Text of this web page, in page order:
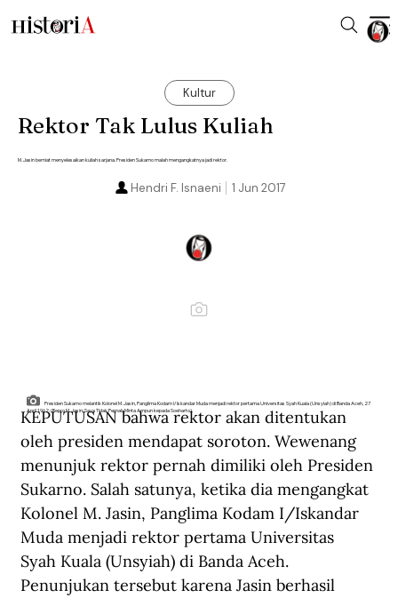
Kultur
Rektor Tak Lulus Kuliah
M. Jasin berniat menyelesaikan kuliah sarjana. Presiden Sukarno malah mengangkatnya jadi rektor.
1 Jun 2017
Hendri F. Isnaeni
Presiden Sukarno melantik Kolonel M. Jasin, Panglima Kodam I/Iskandar Muda menjadi rektor pertama Universitas Syah Kuala (Unsyiah) di Banda Aceh, 27
April 1962. (Repro M. Jasin: Saya Tidak Pernah Minta Ampun kepada Soeharto).
KEPUTUSAN bahwa rektor akan ditentukan
oleh presiden mendapat soroton. Wewenang
menunjuk rektor pernah dimiliki oleh Presiden
Sukarno. Salah satunya, ketika dia mengangkat
Kolonel M. Jasin, Panglima Kodam I/Iskandar
Muda menjadi rektor pertama Universitas
Syah Kuala (Unsyiah) di Banda Aceh.
Penunjukan tersebut karena Jasin berhasil